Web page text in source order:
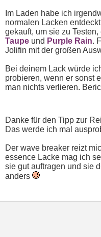
Im Laden habe ich
normalen Lacken
gekauft, um sie zu
Taupe und Purple Rain.
Jolifin mit der großen
Bei deinem Lack würde
probieren, wenn er sonst
man nichts verlieren.
Danke für den Tipp zur
Das werde ich mal
Der wave breaker reizt
essence Lacke mag ich
sie gut auftragen und sie
anders